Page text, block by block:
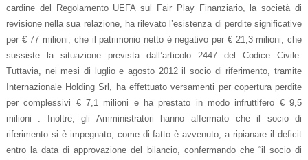
cardine del Regolamento UEFA sul Fair Play Finanziario, la società di
revisione nella sua relazione, ha rilevato l’esistenza di perdite significative
per € 77 milioni, che il patrimonio netto è negativo per € 21,3 milioni, che
sussiste la situazione prevista dall’articolo 2447 del Codice Civile.
Tuttavia, nei mesi di luglio e agosto 2012 il socio di riferimento, tramite
Internazionale Holding Srl, ha effettuato versamenti per copertura perdite
per complessivi € 7,1 milioni e ha prestato in modo infruttifero € 9,5
milioni . Inoltre, gli Amministratori hanno affermato che il socio di
riferimento si è impegnato, come di fatto è avvenuto, a ripianare il deficit
entro la data di approvazione del bilancio, confermando che “il socio di